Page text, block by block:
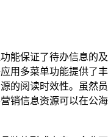
能保证了待办信息的及
用多菜单功能提供了丰
的阅读时效性。虽然员
销信息资源可以在公海